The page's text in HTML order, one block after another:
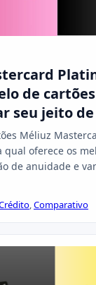
de
seu jeito
Méliuz
qual oferece os
de anuidade e
,Comparativo